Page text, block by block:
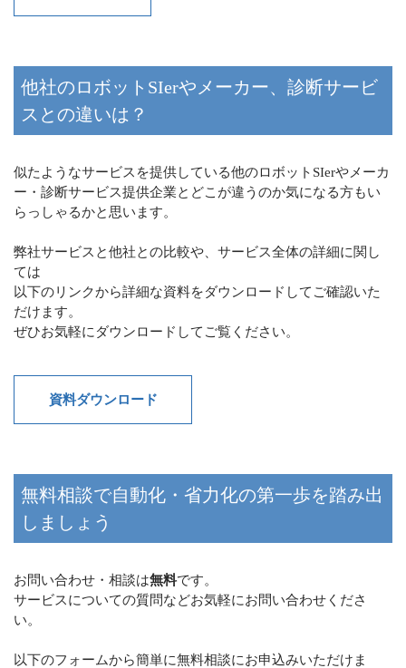
他社のロボットSIerやメーカー、診断サービ
スとの違いは？
似たようなサービスを提供している他のロボットSIerやメーカ
ー・診断サービス提供企業とどこが違うのか気になる方もい
らっしゃるかと思います。
弊社サービスと他社との比較や、サービス全体の詳細に関し
ては
以下のリンクから詳細な資料をダウンロードしてご確認いた
だけます。
ぜひお気軽にダウンロードしてご覧ください。
資料ダウンロード
無料相談で自動化・省力化の第一歩を踏み出
しましょう
お問い合わせ・相談は無料です。
サービスについての質問などお気軽にお問い合わせくださ
い。
以下のフォームから簡単に無料相談にお申込みいただけま